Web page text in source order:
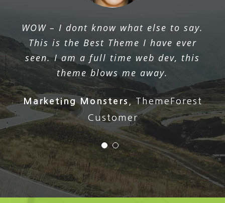
WOW – I dont know what else to say.
This is the Best Theme I have ever
seen. I am a full time web dev, this
theme blows me away.
Marketing Monsters,ThemeForest
Customer
The ThemeFusion team provides
excellent support, listens to their users
& continually works to improve their
product.
Stephen Cronin,Envato Quality Team
Leader